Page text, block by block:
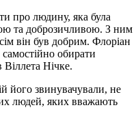
про людину, яка була
та доброзичливою. З ним
він був добрим. Флоріан
обирати
Нічке.
його звинувачували, не
людей, яких вважають